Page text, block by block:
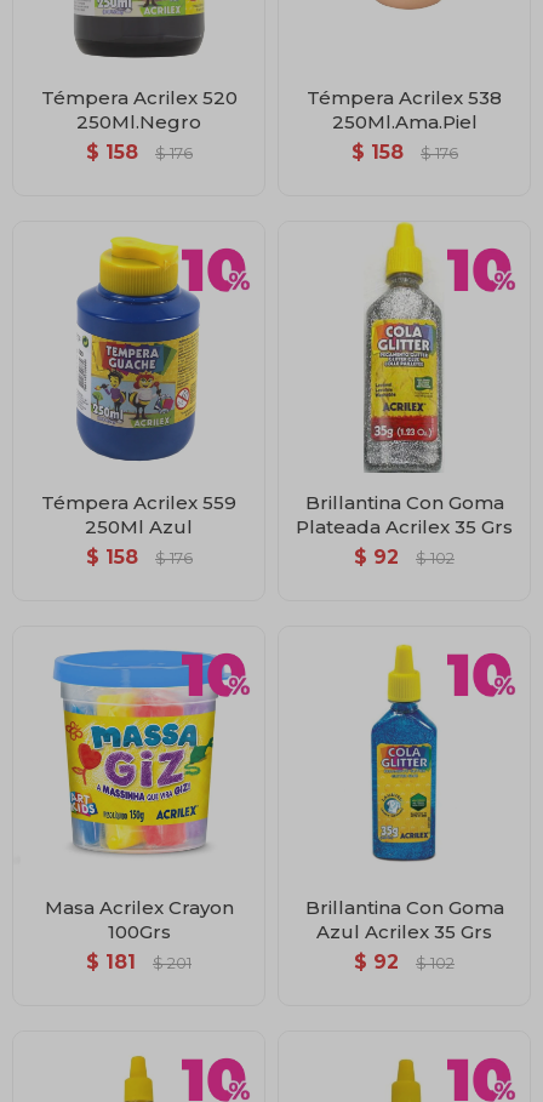
Témpera Acrilex 520
250Ml.Negro
$ 158 $ 176
Témpera Acrilex 538
250Ml.Ama.Piel
$ 158 $ 176
Témpera Acrilex 559
250Ml Azul
$ 158 $ 176
Brillantina Con Goma
Plateada Acrilex 35 Grs
$ 92 $ 102
Masa Acrilex Crayon
100Grs
$ 181 $ 201
Brillantina Con Goma
Azul Acrilex 35 Grs
$ 92 $ 102